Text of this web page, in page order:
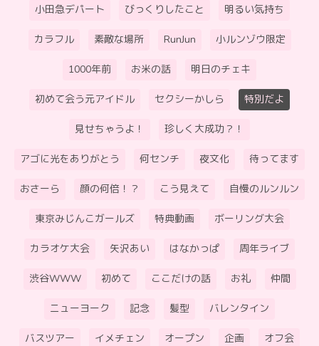
小田急デパート びっくりしたこと 明るい気持ち
カラフル 素敵な場所 RunJun 小ルンゾウ限定
1000年前 お米の話 明日のチェキ
初めて会う元アイドル セクシーかしら 特別だよ
見せちゃうよ！ 珍しく大成功？！
アゴに光をありがとう 何センチ 夜文化 待ってます
おさーら 顔の何倍！？ こう見えて 自慢のルンルン
東京みじんこガールズ 特典動画 ボーリング大会
カラオケ大会 矢沢あい はなかっぱ 周年ライブ
渋谷WWW 初めて ここだけの話 お礼 仲間
ニューヨーク 記念 髪型 バレンタイン
バスツアー イメチェン オープン 企画 オフ会